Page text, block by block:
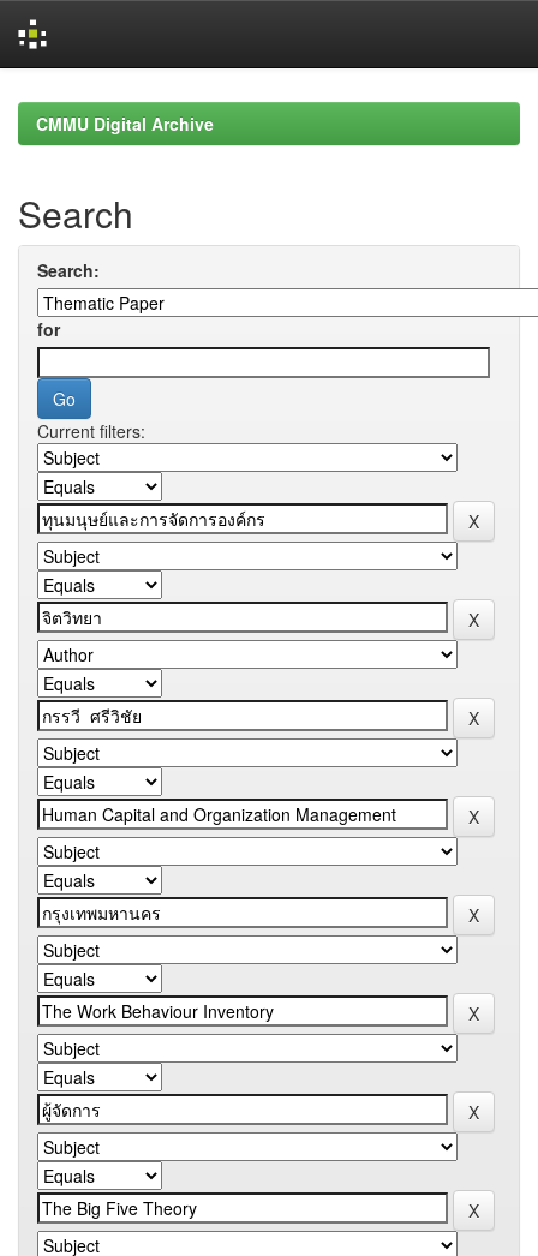
navigationCMMU Digital Archive
Search
Search:
for
Current filters: